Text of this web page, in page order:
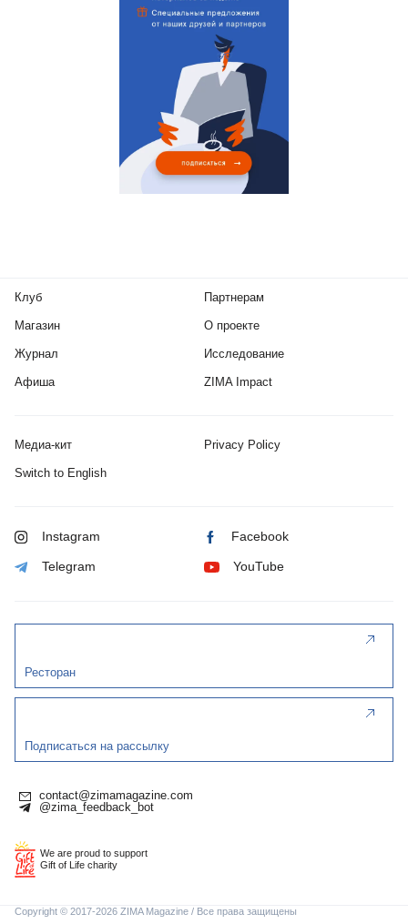
Клуб
Магазин
Журнал
Афиша
Партнерам
О проекте
Исследование
ZIMA Impact
Медиа-кит Privacy Policy
Switch to English
Instagram Facebook
Telegram YouTube
Ресторан
Подписаться на рассылку
contact@zimamagazine.com
@zima_feedback_bot
We are proud to support
Gift of Life charity
Copyright © 2017-2026 ZIMA Magazine / Все права защищены